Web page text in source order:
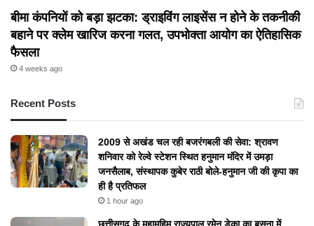
बीमा कंपनियों को बड़ा झटका: ड्राइविंग लाइसेंस न होने के तकनीकी
बहाने पर क्लेम खारिज करना गलत, उपभोक्ता आयोग का ऐतिहासिक
फैसला
4 weeks ago
Recent Posts
2009 से अखंड चल रही बजरंगबली की सेवा: श्रावण
शनिवार को रेल्वे स्टेशन स्थित हनुमान मंदिर में उमड़ा
जनसैलाब, संस्थापक कुबेर राठी बोले-हनुमान जी की कृपा का
ही है प्रतिफल
1 hour ago